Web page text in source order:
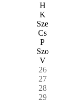
H
K
Sze
Cs
P
Szo
V
26
27
28
29